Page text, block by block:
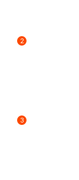
2
3